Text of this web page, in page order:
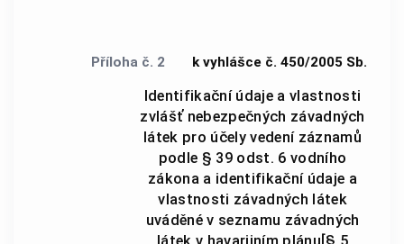
Příloha č. 2 k vyhlášce č. 450/2005 Sb.
Identifikační údaje a vlastnosti
zvlášť nebezpečných závadných
látek pro účely vedení záznamů
podle § 39 odst. 6 vodního
zákona a identifikační údaje a
vlastnosti závadných látek
uváděné v seznamu závadných